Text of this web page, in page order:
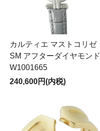
カルティエ マストコリゼ
SM アフターダイヤモンド
W1001665
240,600円(内税)